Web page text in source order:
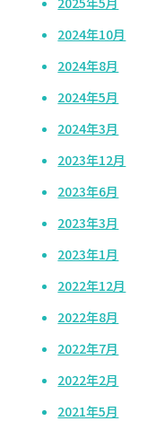
2024年10月
2024年8月
2024年5月
2024年3月
2023年12月
2023年6月
2023年3月
2023年1月
2022年12月
2022年8月
2022年7月
2022年2月
2021年5月